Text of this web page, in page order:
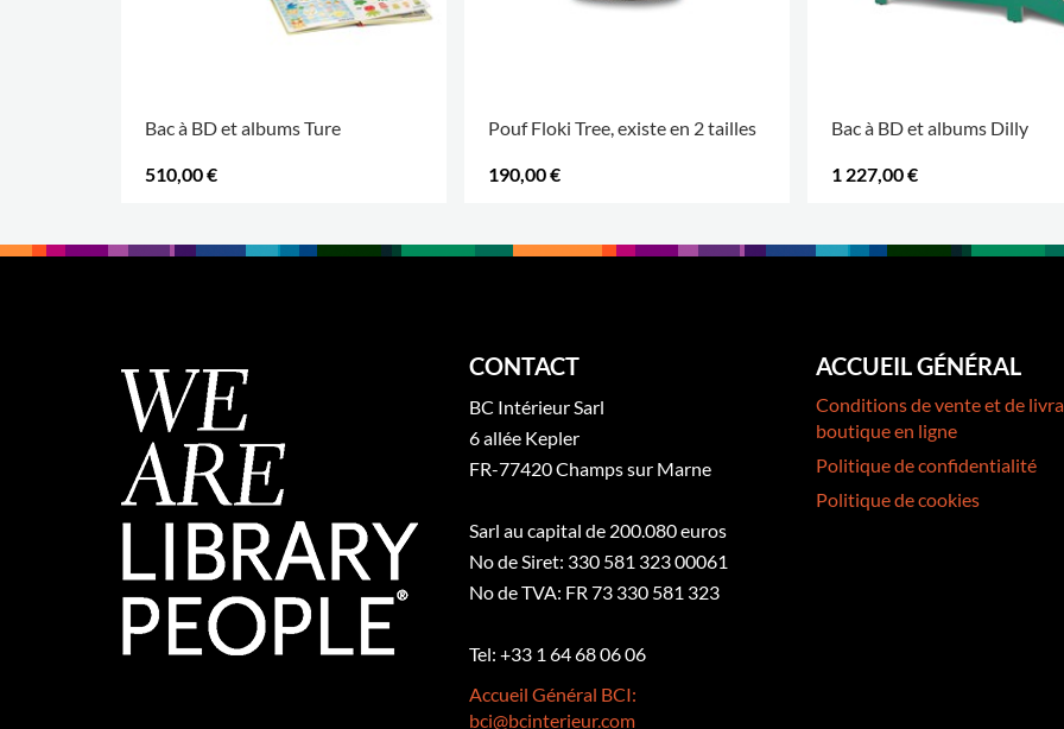
Bac à BD et albums Ture
510,00 €
Pouf Floki Tree, existe en 2 tailles
190,00 €
Bac à BD et albums Dilly
1 227,00 €
CONTACT
BC Intérieur Sarl
6 allée Kepler
FR-77420 Champs sur Marne
Sarl au capital de 200.080 euros
No de Siret: 330 581 323 00061
No de TVA: FR 73 330 581 323
Tel: +33 1 64 68 06 06
Accueil Général BCI:
bci@bcinterieur.com
ACCUEIL GÉNÉRAL
Conditions de vente et de
boutique en ligne
Politique de confidentialité
Politique de cookies